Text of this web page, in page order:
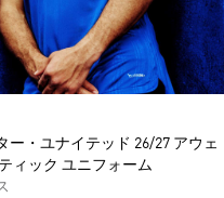
ー・ユナイテッド 26/27 アウェ
ィック ユニフォーム